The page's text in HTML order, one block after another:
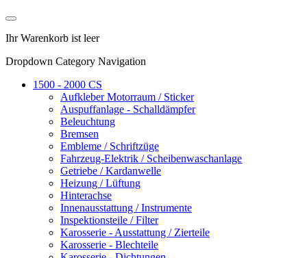
Ihr Warenkorb ist leer
Dropdown Category Navigation
1500 - 2000 CS
Aufkleber Motorraum / Sticker
Auspuffanlage - Schalldämpfer
Beleuchtung
Bremsen
Embleme / Schriftzüge
Fahrzeug-Elektrik / Scheibenwaschanlage
Getriebe / Kardanwelle
Heizung / Lüftung
Hinterachse
Innenausstattung / Instrumente
Inspektionsteile / Filter
Karosserie - Ausstattung / Zierteile
Karosserie - Blechteile